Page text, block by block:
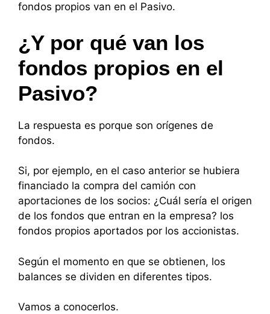
fondos propios van en el Pasivo.
¿Y por qué van los
fondos propios en el
Pasivo?
La respuesta es porque son orígenes de
fondos.
Si, por ejemplo, en el caso anterior se hubiera
financiado la compra del camión con
aportaciones de los socios: ¿Cuál sería el origen
de los fondos que entran en la empresa? los
fondos propios aportados por los accionistas.
Según el momento en que se obtienen, los
balances se dividen en diferentes tipos.
Vamos a conocerlos.